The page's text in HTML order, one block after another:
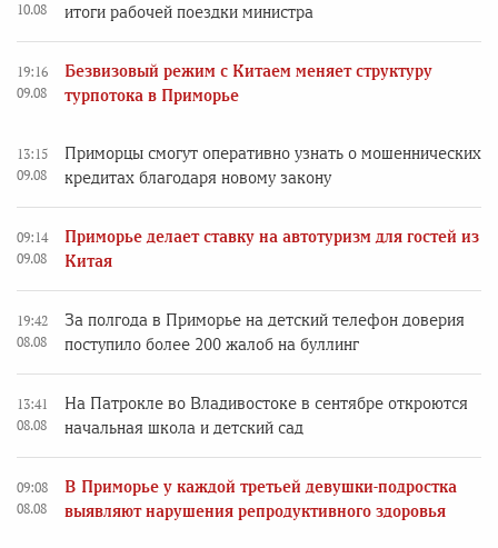
10.08
итоги рабочей поездки министра
19:16
09.08
Безвизовый режим с Китаем меняет структуру
турпотока в Приморье
13:15
09.08
Приморцы смогут оперативно узнать о мошеннических
кредитах благодаря новому закону
09:14
09.08
Приморье делает ставку на автотуризм для гостей из
Китая
19:42
08.08
За полгода в Приморье на детский телефон доверия
поступило более 200 жалоб на буллинг
13:41
08.08
На Патрокле во Владивостоке в сентябре откроются
начальная школа и детский сад
09:08
08.08
В Приморье у каждой третьей девушки-подростка
выявляют нарушения репродуктивного здоровья